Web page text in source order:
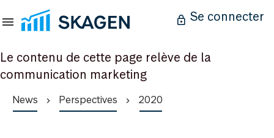
Se connecter
Le contenu de cette page relève de la
communication marketing
News Perspectives 2020